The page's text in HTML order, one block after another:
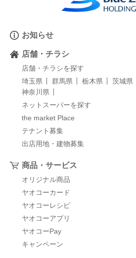
お知らせ
店舗・チラシ
店舗・チラシを探す
埼玉県
群馬県 栃木県 茨城県
神奈川県
ネットスーパーを探す
the market Place
テナント募集
出店用地・建物募集
商品・サービス
オリジナル商品
ヤオコーカード
ヤオコーレシピ
ヤオコーアプリ
ヤオコーPay
キャンペーン